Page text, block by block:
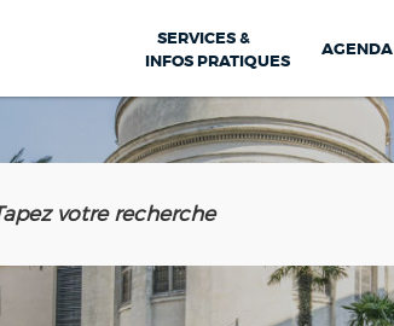
SERVICES &
INFOS PRATIQUES
AGENDA